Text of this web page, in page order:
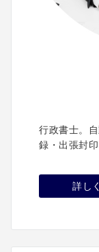
行政書士。
録・出張封
詳し